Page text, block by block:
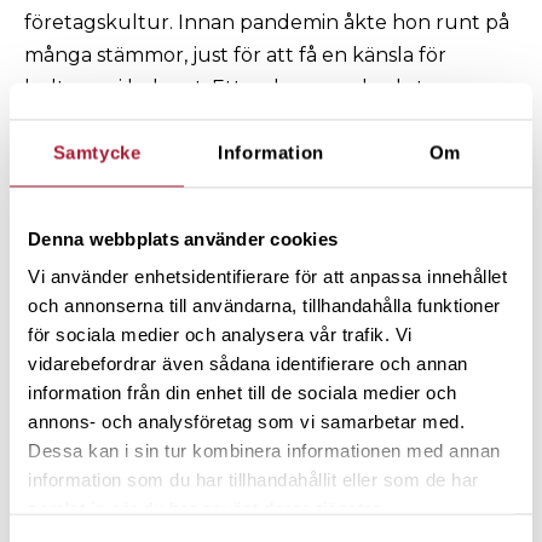
Samtycke Information Om
Denna webbplats använder cookies
Vi använder enhetsidentifierare för att anpassa innehållet
och annonserna till användarna, tillhandahålla funktioner
för sociala medier och analysera vår trafik. Vi
vidarebefordrar även sådana identifierare och annan
information från din enhet till de sociala medier och
annons- och analysföretag som vi samarbetar med.
Dessa kan i sin tur kombinera informationen med annan
information som du har tillhandahållit eller som de har
företagskultur. Innan pandemin åkte hon runt på
många stämmor, just för att få en känsla för
kulturen i bolaget. Ett av hennes absoluta
– Nibe är ett hållbart bolag med en fantastisk
företagskultur. Det är lite bonnigt, vilket jag gillar.
stämman. Nibe köpte även in min bok och delade
ut till alla studenter i Markaryd, för att ge dem en
bra start i livet.
När denna intervju görs är det 2022 och elkris,
börskrasch, skenande räntor och inflation. Vad tror
Karin om framtiden efter detta ”förlorade år”?
– Jag tror att vi kommer att förändra hela vårt
beteende. Miljötänket kommer tvinga oss att bli